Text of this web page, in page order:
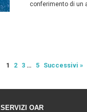
conferimento di un
1 2 3 … 5 Successivi »
SERVIZI OAR